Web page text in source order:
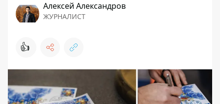
Алексей Александров
ЖУРНАЛИСТ
👍